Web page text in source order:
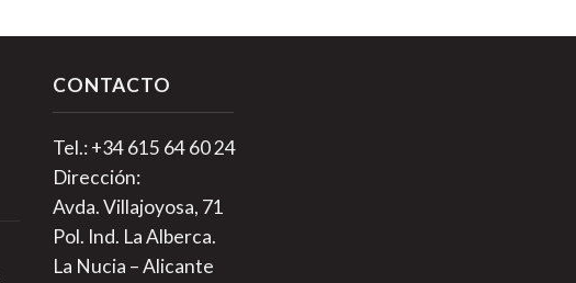
CONTACTO
Tel.: +34 615 64 60 24
Dirección:
Avda. Villajoyosa, 71
Pol. Ind. La Alberca.
La Nucia – Alicante